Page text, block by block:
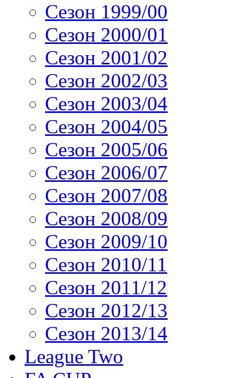
Сезон 1999/00
Сезон 2000/01
Сезон 2001/02
Сезон 2002/03
Сезон 2003/04
Сезон 2004/05
Сезон 2005/06
Сезон 2006/07
Сезон 2007/08
Сезон 2008/09
Сезон 2009/10
Сезон 2010/11
Сезон 2011/12
Сезон 2012/13
Сезон 2013/14
League Two